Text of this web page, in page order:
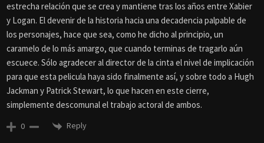
estrecha relación que se crea y mantiene tras los años entre Xabier
y Logan. El devenir de la historia hacia una decadencia palpable de
los personajes, hace que sea, como he dicho al principio, un
caramelo de lo más amargo, que cuando terminas de tragarlo aún
escuece. Sólo agradecer al director de la cinta el nivel de implicación
para que esta pelicula haya sido finalmente así, y sobre todo a Hugh
Jackman y Patrick Stewart, lo que hacen en este cierre,
simplemente descomunal el trabajo actoral de ambos.
0 Reply